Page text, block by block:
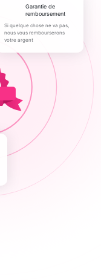
Garantie de
remboursement
Si quelque chose ne va pas,
nous vous rembourserons
votre argent